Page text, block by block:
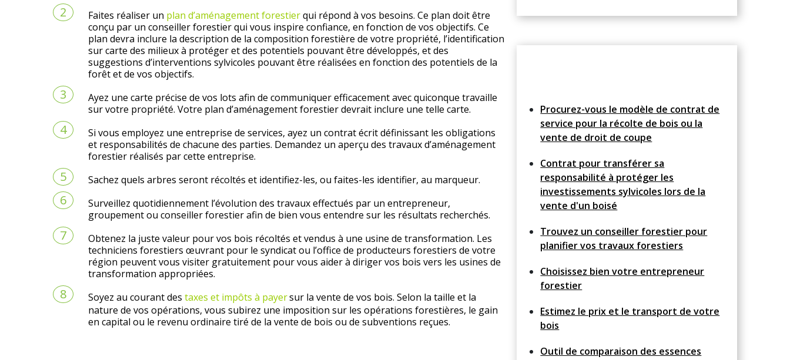
Faites réaliser un plan d’aménagement forestierqui répond à vos besoins. Ce plan doit être
conçu par un conseiller forestier qui vous inspire confiance, en fonction de vos objectifs. Ce
plan devra inclure la description de la composition forestière de votre propriété, l’identification
sur carte des milieux à protéger et des potentiels pouvant être développés, et des
suggestions d’interventions sylvicoles pouvant être réalisées en fonction des potentiels de la
forêt et de vos objectifs.
Ayez une carte précise de vos lots afin de communiquer efficacement avec quiconque travaille
sur votre propriété. Votre plan d’aménagement forestier devrait inclure une telle carte.
Si vous employez une entreprise de services, ayez un contrat écrit définissant les obligations
et responsabilités de chacune des parties. Demandez un aperçu des travaux d’aménagement
forestier réalisés par cette entreprise.
Sachez quels arbres seront récoltés et identifiez-les, ou faites-les identifier, au marqueur.
Surveillez quotidiennement l’évolution des travaux effectués par un entrepreneur,
groupement ou conseiller forestier afin de bien vous entendre sur les résultats recherchés.
Obtenez la juste valeur pour vos bois récoltés et vendus à une usine de transformation. Les
techniciens forestiers œuvrant pour le syndicat ou l’office de producteurs forestiers de votre
région peuvent vous visiter gratuitement pour vous aider à diriger vos bois vers les usines de
transformation appropriées.
Soyez au courant des taxes et impôts à payersur la vente de vos bois. Selon la taille et la
nature de vos opérations, vous subirez une imposition sur les opérations forestières, le gain
en capital ou le revenu ordinaire tiré de la vente de bois ou de subventions reçues.
Procurez-vous le modèle de contrat de
service pour la récolte de bois ou la
vente de droit de coupe
Contrat pour transférer sa
responsabilité à protéger les
investissements sylvicoles lors de la
vente d'un boisé
Trouvez un conseiller forestier pour
planifier vos travaux forestiers
Choisissez bien votre entrepreneur
forestier
Estimez le prix et le transport de votre
bois
Outil de comparaison des essences